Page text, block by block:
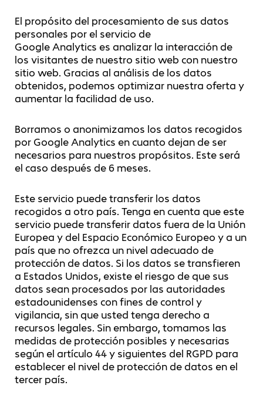
El propósito del procesamiento de sus datos
personales por el servicio de
Google Analytics es analizar la interacción de
los visitantes de nuestro sitio web con nuestro
sitio web. Gracias al análisis de los datos
obtenidos, podemos optimizar nuestra oferta y
aumentar la facilidad de uso.
Borramos o anonimizamos los datos recogidos
por Google Analytics en cuanto dejan de ser
necesarios para nuestros propósitos. Este será
el caso después de 6 meses.
Este servicio puede transferir los datos
recogidos a otro país. Tenga en cuenta que este
servicio puede transferir datos fuera de la Unión
Europea y del Espacio Económico Europeo y a un
país que no ofrezca un nivel adecuado de
protección de datos. Si los datos se transfieren
a Estados Unidos, existe el riesgo de que sus
datos sean procesados por las autoridades
estadounidenses con fines de control y
vigilancia, sin que usted tenga derecho a
recursos legales. Sin embargo, tomamos las
medidas de protección posibles y necesarias
según el artículo 44 y siguientes del RGPD para
establecer el nivel de protección de datos en el
tercer país.